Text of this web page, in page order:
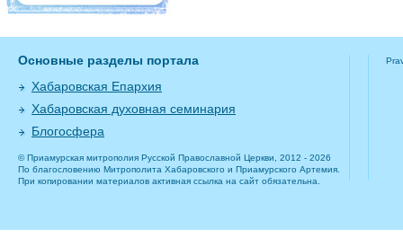
Основные разделы портала
Хабаровская Епархия
Хабаровская духовная семинария
Блогосфера
© Приамурская митрополия Русской Православной Церкви, 2012 - 2026
По благословению Митрополита Хабаровского и Приамурского Артемия.
При копировании материалов активная ссылка на сайт обязательна.